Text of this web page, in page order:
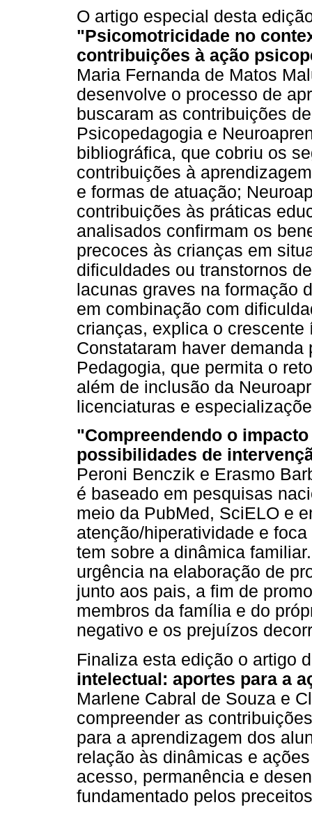
O artigo especial desta
"Psicomotricidade no
contribuições à ação
Maria Fernanda de Matos
desenvolve o processo de
buscaram as contribuições
Psicopedagogia e
bibliográfica, que cobriu os
contribuições à
e formas de atuação;
contribuições às práticas
analisados confirmam os
precoces às crianças em
dificuldades ou transtornos
lacunas graves na formação
em combinação com
crianças, explica o
Constataram haver
Pedagogia, que permita o
além de inclusão da
licenciaturas e
"Compreendendo o
possibilidades de
Peroni Benczik e Erasmo
é baseado em pesquisas
meio da PubMed, SciELO e
atenção/hiperatividade e
tem sobre a dinâmica
urgência na elaboração de
junto aos pais, a fim de
membros da família e do
negativo e os prejuízos
Finaliza esta edição o artigo
intelectual: aportes para a
Marlene Cabral de Souza e
compreender as
para a aprendizagem dos
relação às dinâmicas e
acesso, permanência e
fundamentado pelos